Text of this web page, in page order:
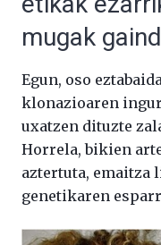
mugak
Egun, oso
klonazioaren
uxatzen dituzte
Horrela, bikien
aztertuta,
genetikaren